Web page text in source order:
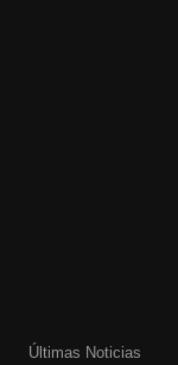
Últimas Noticias